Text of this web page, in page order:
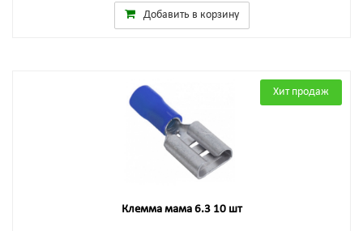
Добавить в корзину
Хит продаж
Клемма мама 6.3 10 шт